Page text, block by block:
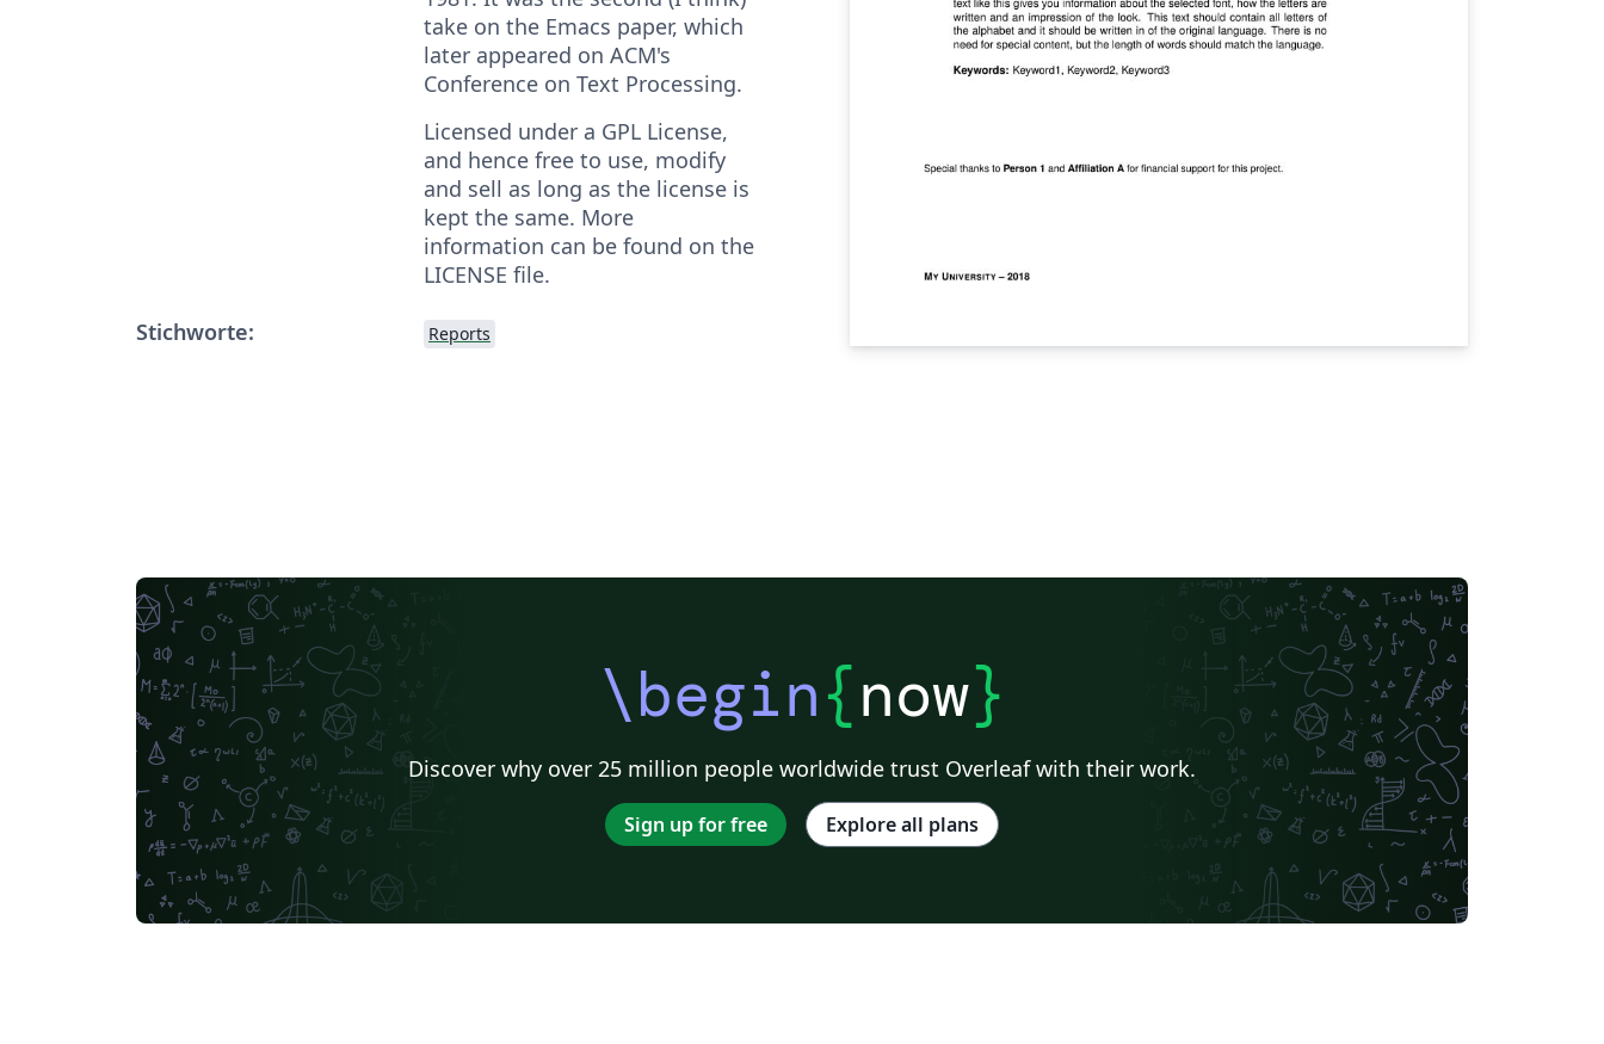
take on the Emacs paper, which
later appeared on ACM's
Conference on Text Processing.
Licensed under a GPL License,
and hence free to use, modify
and sell as long as the license is
kept the same. More
information can be found on the
LICENSE file.
Stichworte:
Reports
\begin{now}
Discover why over 25 million people worldwide trust Overleaf with their work.
Sign up for free Explore all plans